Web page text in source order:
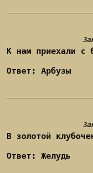
К нам приехали с
Ответ: Арбузы
В золотой
Ответ: Желудь